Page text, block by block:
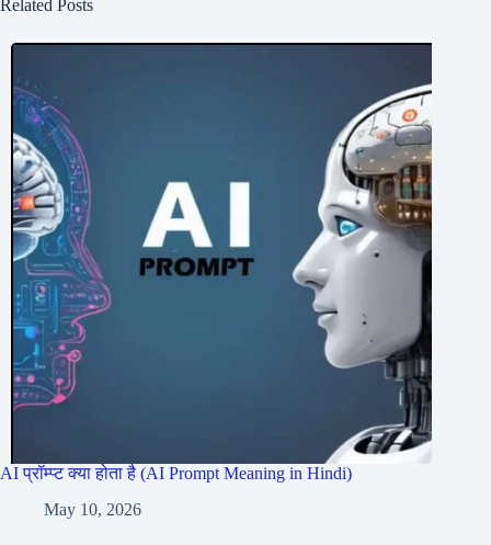
Related Posts
AI प्रॉम्प्ट क्या होता है (AI Prompt Meaning in Hindi)
May 10, 2026